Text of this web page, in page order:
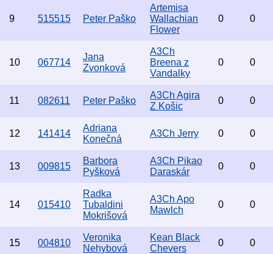
9 515515 Peter Paško
Artemisa
Wallachian
Flower
0 0
10 067714
Jana
Zvonková
A3Ch
Breena z
Vandalky
0 0
11 082611 Peter Paško
A3Ch Agira
Z Košic
0 0
12 141414
Adriana
Konečná
A3Ch Jerry 0 0
13 009815
Barbora
Pyšková
A3Ch Pikao
Daraskár
0 0
14 015410
Radka
Tubaldini
Mokrišová
A3Ch Apo
Mawlch
0 0
15 004810
Veronika
Nehybová
Kean Black
Chevers
0 0